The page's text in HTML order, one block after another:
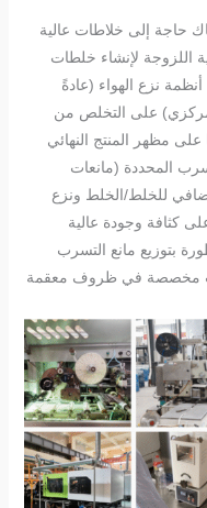
حاجة إلى خلاطات عالية
اللزوجة لإنشاء خلطات
نزع الهواء (عادةً
على التخلص من
على مظهر المنتج النهائي
المحددة (مانعات
للخلط/الخلط ونزع
كثافة وجودة عالية
بتوزيع مانع التسرب
مخصصة في ظروف معقمة